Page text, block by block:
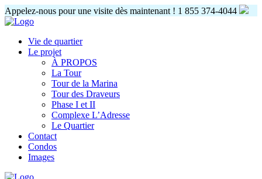
Appelez-nous pour une visite dès maintenant ! 1 855 374-4044
Vie de quartier
Le projet
À PROPOS
La Tour
Tour de la Marina
Tour des Draveurs
Phase I et II
Complexe L’Adresse
Le Quartier
Contact
Condos
Images